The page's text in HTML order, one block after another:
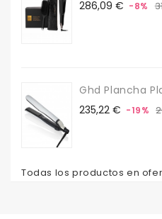
Precio
286,09 € -8%
Ghd Plancha
Precio
235,22 € -19%
Todas los productos en